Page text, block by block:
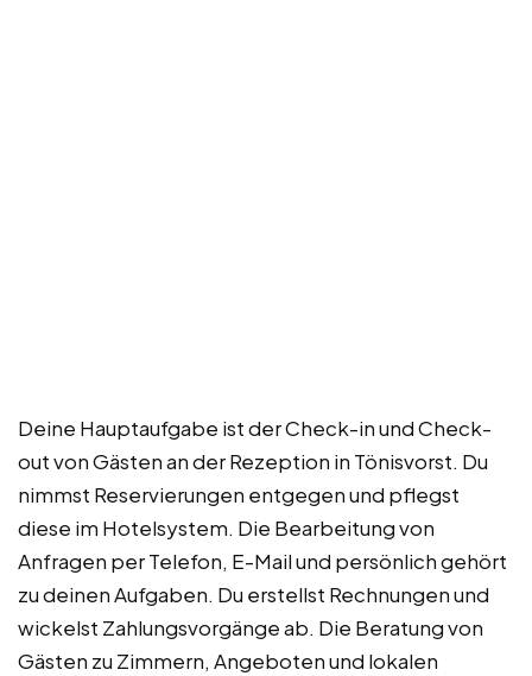
Deine Hauptaufgabe ist der Check-in und Check-
out von Gästen an der Rezeption in Tönisvorst. Du
nimmst Reservierungen entgegen und pflegst
diese im Hotelsystem. Die Bearbeitung von
Anfragen per Telefon, E-Mail und persönlich gehört
zu deinen Aufgaben. Du erstellst Rechnungen und
wickelst Zahlungsvorgänge ab. Die Beratung von
Gästen zu Zimmern, Angeboten und lokalen